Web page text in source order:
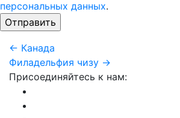
персональных данных.
← Канада
Филадельфия чизу →
Присоединяйтесь к нам: